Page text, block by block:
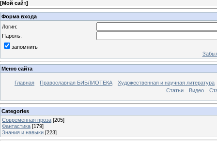
[Мой сайт]
Форма входа
Логин:
Пароль:
запомнить
Меню сайта
Главная Православная БИБЛИОТЕКА
Художественная и научная литература
Статьи
Видео
Categories
Современная проза [205]
Фантастика [179]
Знания и навыки [223]